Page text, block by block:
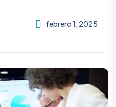
febrero 1, 2025